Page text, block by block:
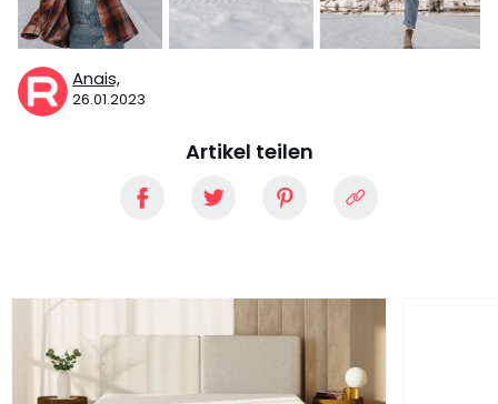
Anais,
26.01.2023
Artikel teilen